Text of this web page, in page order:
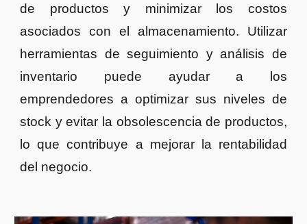
de productos y minimizar los costos
asociados con el almacenamiento. Utilizar
herramientas de seguimiento y análisis de
inventario puede ayudar a los
emprendedores a optimizar sus niveles de
stock y evitar la obsolescencia de productos,
lo que contribuye a mejorar la rentabilidad
del negocio.